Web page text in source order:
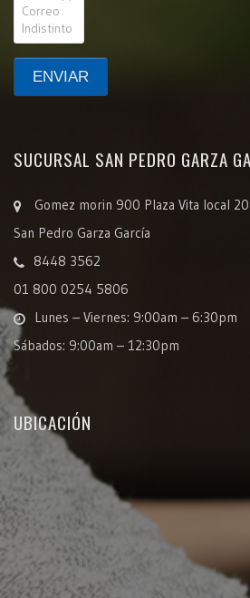
SUCURSAL SAN PEDRO GARZA
Gomez morin 900 Plaza Vita local
San Pedro Garza García
8448 3562
01 800 0254 5806
Lunes – Viernes: 9:00am – 6:30pm
Sábados: 9:00am – 12:30pm
UBICACIÓN